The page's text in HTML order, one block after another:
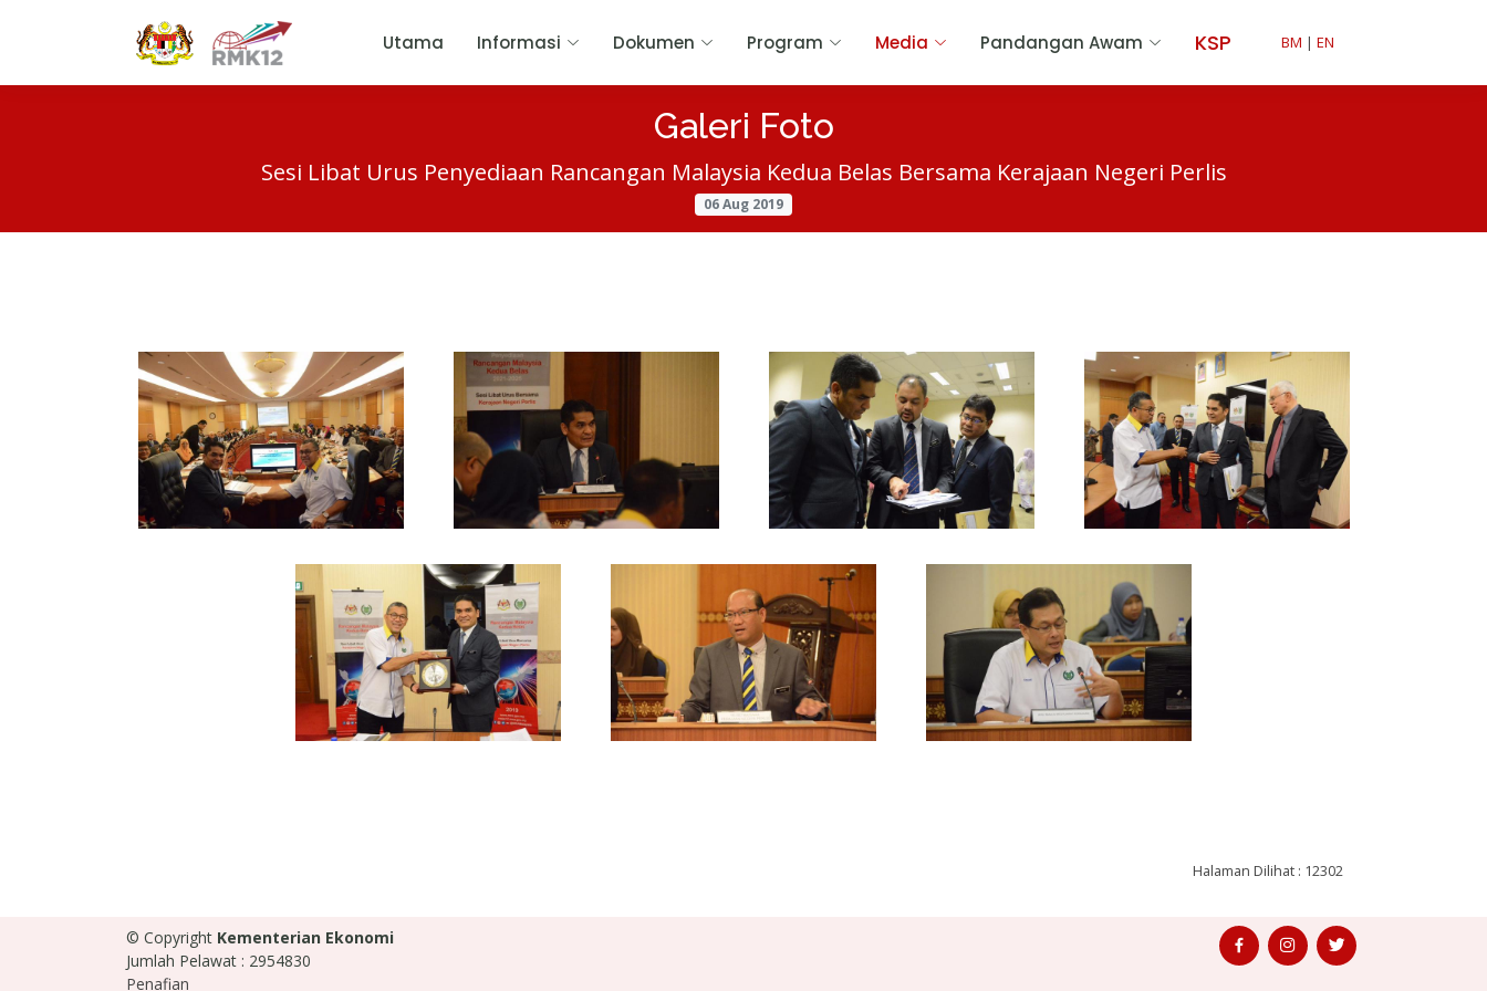
Utama Informasi Dokumen Program Media Pandangan Awam KSP BM | EN
Galeri Foto
Sesi Libat Urus Penyediaan Rancangan Malaysia Kedua Belas Bersama Kerajaan Negeri Perlis
06 Aug 2019
Halaman Dilihat : 12302
© Copyright Kementerian Ekonomi
Jumlah Pelawat : 2954830
Penafian